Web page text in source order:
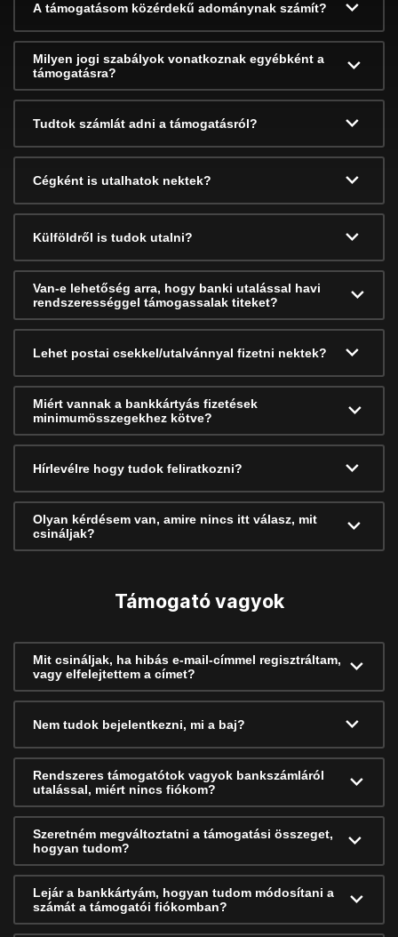
A támogatásom közérdekű adománynak számít?
Milyen jogi szabályok vonatkoznak egyébként a
támogatásra?
Tudtok számlát adni a támogatásról?
Cégként is utalhatok nektek?
Külföldről is tudok utalni?
Van-e lehetőség arra, hogy banki utalással havi
rendszerességgel támogassalak titeket?
Lehet postai csekkel/utalvánnyal fizetni nektek?
Miért vannak a bankkártyás fizetések
minimumösszegekhez kötve?
Hírlevélre hogy tudok feliratkozni?
Olyan kérdésem van, amire nincs itt válasz, mit
csináljak?
Támogató vagyok
Mit csináljak, ha hibás e-mail-címmel regisztráltam,
vagy elfelejtettem a címet?
Nem tudok bejelentkezni, mi a baj?
Rendszeres támogatótok vagyok bankszámláról
utalással, miért nincs fiókom?
Szeretném megváltoztatni a támogatási összeget,
hogyan tudom?
Lejár a bankkártyám, hogyan tudom módosítani a
számát a támogatói fiókomban?